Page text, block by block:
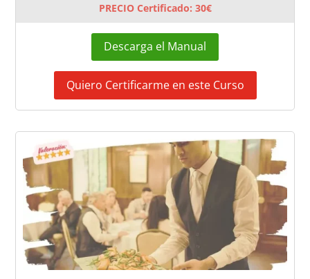
PRECIO Certificado: 30€
Descarga el Manual
Quiero Certificarme en este Curso